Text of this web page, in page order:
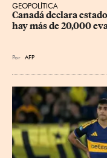
GEOPOLÍTICA
Canadá declara
hay más de 20,000
Por AFP